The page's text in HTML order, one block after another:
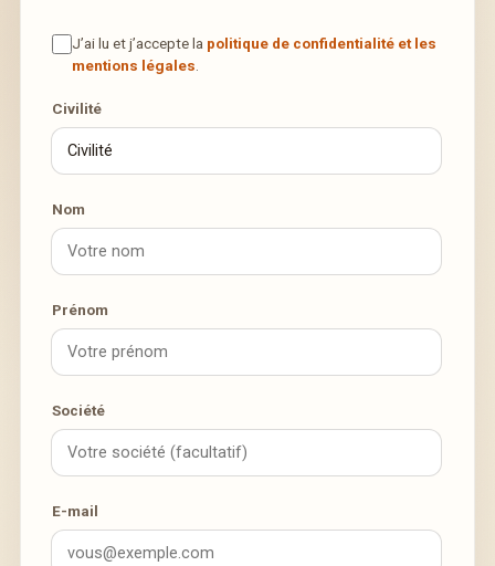
J’ai lu et j’accepte la politique de confidentialité et les
mentions légales
Civilité
Nom
Prénom
Société
E-mail